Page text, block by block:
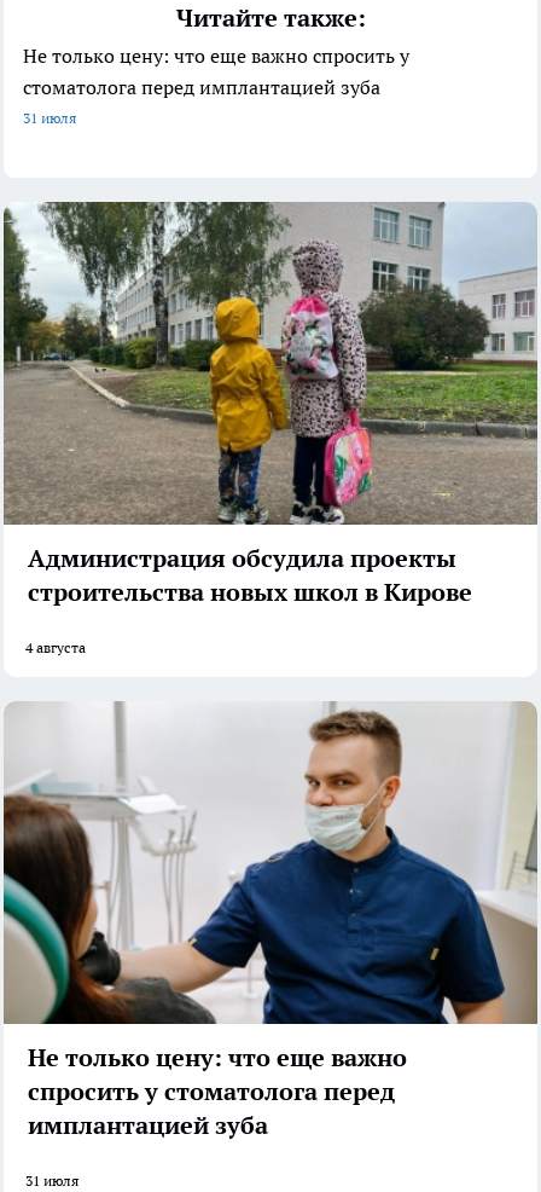
Читайте также:
Не только цену: что еще важно спросить у
стоматолога перед имплантацией зуба
31 июля
Администрация обсудила проекты
строительства новых школ в Кирове
4 августа
Не только цену: что еще важно
спросить у стоматолога перед
имплантацией зуба
31 июля